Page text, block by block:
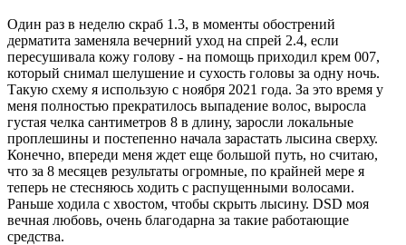
Один раз в неделю скраб 1.3, в моменты обострений
дерматита заменяла вечерний уход на спрей 2.4, если
пересушивала кожу голову - на помощь приходил крем 007,
который снимал шелушение и сухость головы за одну ночь.
Такую схему я использую с ноября 2021 года. За это время у
меня полностью прекратилось выпадение волос, выросла
густая челка сантиметров 8 в длину, заросли локальные
проплешины и постепенно начала зарастать лысина сверху.
Конечно, впереди меня ждет еще большой путь, но считаю,
что за 8 месяцев результаты огромные, по крайней мере я
теперь не стесняюсь ходить с распущенными волосами.
Раньше ходила с хвостом, чтобы скрыть лысину. DSD моя
вечная любовь, очень благодарна за такие работающие
средства.